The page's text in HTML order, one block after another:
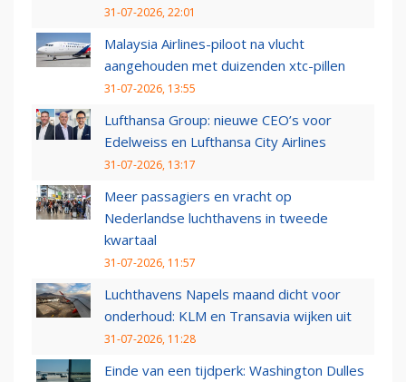
31-07-2026, 22:01
Malaysia Airlines-piloot na vlucht
aangehouden met duizenden xtc-pillen
31-07-2026, 13:55
Lufthansa Group: nieuwe CEO’s voor
Edelweiss en Lufthansa City Airlines
31-07-2026, 13:17
Meer passagiers en vracht op
Nederlandse luchthavens in tweede
kwartaal
31-07-2026, 11:57
Luchthavens Napels maand dicht voor
onderhoud: KLM en Transavia wijken uit
31-07-2026, 11:28
Einde van een tijdperk: Washington Dulles